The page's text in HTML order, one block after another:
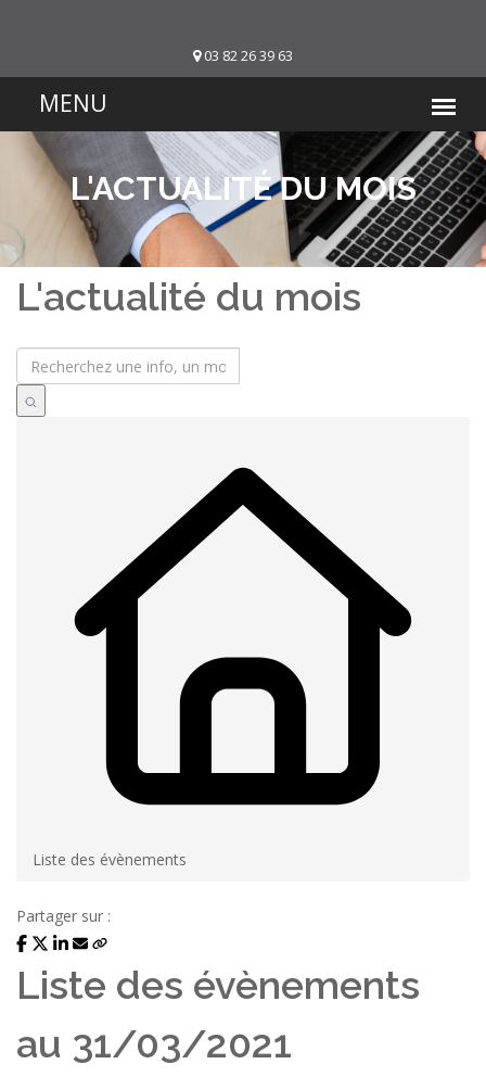
03 82 26 39 63
L'ACTUALITÉ DU MOIS
L'actualité du mois
Liste des évènements
Partager sur :
Liste des évènements
au 31/03/2021